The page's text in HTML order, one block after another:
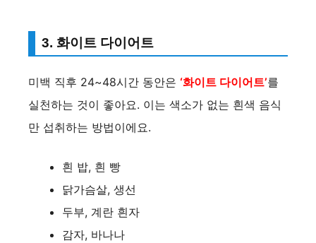
3. 화이트 다이어트
미백 직후 24~48시간 동안은 ‘화이트 다이어트’를
실천하는 것이 좋아요. 이는 색소가 없는 흰색 음식
만 섭취하는 방법이에요.
흰 밥, 흰 빵
닭가슴살, 생선
두부, 계란 흰자
감자, 바나나